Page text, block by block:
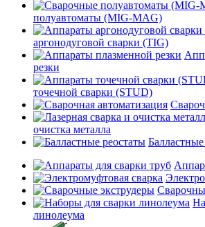
полуавтоматы (MIG-MAG)
аргонодуговой сварки (TIG)
резки
точечной сварки (STUD)
очистка металла
линолеума